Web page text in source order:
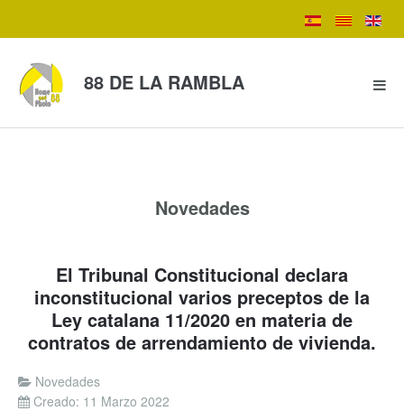
88 DE LA RAMBLA
Novedades
El Tribunal Constitucional declara
inconstitucional varios preceptos de la
Ley catalana 11/2020 en materia de
contratos de arrendamiento de vivienda.
Novedades
Creado: 11 Marzo 2022